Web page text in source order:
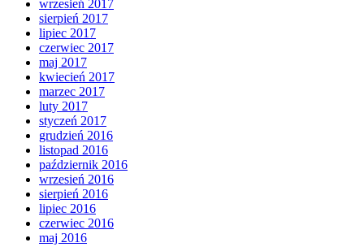
wrzesień 2017
sierpień 2017
lipiec 2017
czerwiec 2017
maj 2017
kwiecień 2017
marzec 2017
luty 2017
styczeń 2017
grudzień 2016
listopad 2016
październik 2016
wrzesień 2016
sierpień 2016
lipiec 2016
czerwiec 2016
maj 2016